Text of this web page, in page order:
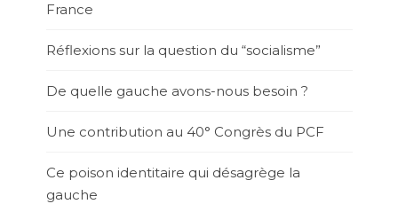
France
Réflexions sur la question du “socialisme”
De quelle gauche avons-nous besoin ?
Une contribution au 40° Congrès du PCF
Ce poison identitaire qui désagrège la
gauche